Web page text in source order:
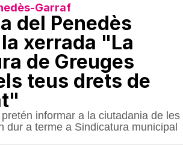
Garraf
del Penedès
xerrada "La
de Greuges
teus drets de
informar a la ciutadania de les
dur a terme a Sindicatura municipal